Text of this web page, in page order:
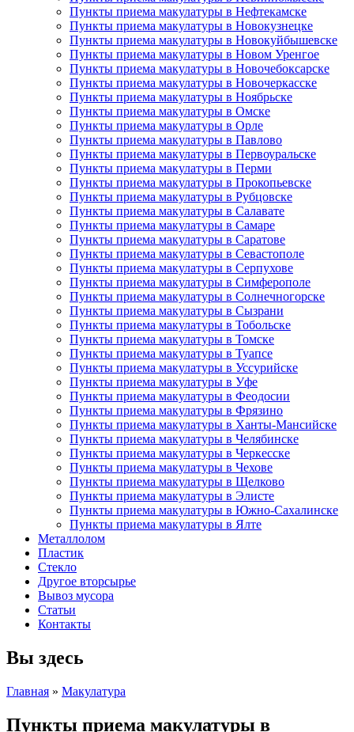
Пункты приема макулатуры в Нефтекамске
Пункты приема макулатуры в Новокузнецке
Пункты приема макулатуры в Новокуйбышевске
Пункты приема макулатуры в Новом Уренгое
Пункты приема макулатуры в Новочебоксарске
Пункты приема макулатуры в Новочеркасске
Пункты приема макулатуры в Ноябрьске
Пункты приема макулатуры в Омске
Пункты приема макулатуры в Орле
Пункты приема макулатуры в Павлово
Пункты приема макулатуры в Первоуральске
Пункты приема макулатуры в Перми
Пункты приема макулатуры в Прокопьевске
Пункты приема макулатуры в Рубцовске
Пункты приема макулатуры в Салавате
Пункты приема макулатуры в Самаре
Пункты приема макулатуры в Саратове
Пункты приема макулатуры в Севастополе
Пункты приема макулатуры в Серпухове
Пункты приема макулатуры в Симферополе
Пункты приема макулатуры в Солнечногорске
Пункты приема макулатуры в Сызрани
Пункты приема макулатуры в Тобольске
Пункты приема макулатуры в Томске
Пункты приема макулатуры в Туапсе
Пункты приема макулатуры в Уссурийске
Пункты приема макулатуры в Уфе
Пункты приема макулатуры в Феодосии
Пункты приема макулатуры в Фрязино
Пункты приема макулатуры в Ханты-Мансийске
Пункты приема макулатуры в Челябинске
Пункты приема макулатуры в Черкесске
Пункты приема макулатуры в Чехове
Пункты приема макулатуры в Щелково
Пункты приема макулатуры в Элисте
Пункты приема макулатуры в Южно-Сахалинске
Пункты приема макулатуры в Ялте
Металлолом
Пластик
Стекло
Другое вторсырье
Вывоз мусора
Статьи
Контакты
Вы здесь
Главная » Макулатура
Пункты приема макулатуры в